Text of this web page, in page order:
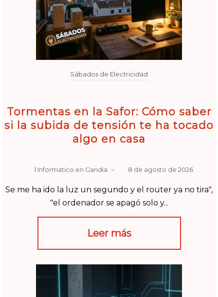
Sábados de Electricidad
Tormentas en la Safor: Cómo saber
si la subida de tensión te ha tocado
algo en casa
1 Informatico en Gandia – 8 de agosto de 2026
Se me ha ido la luz un segundo y el router ya no tira",
"el ordenador se apagó solo y...
Leer más